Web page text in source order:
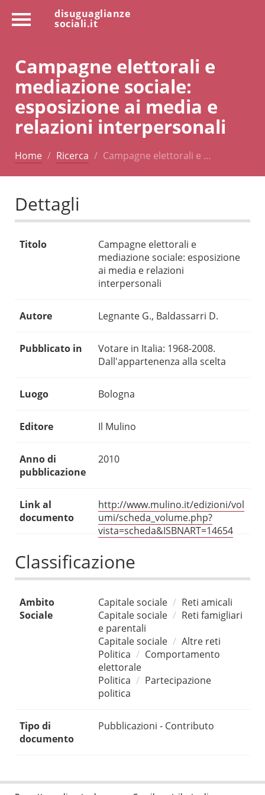
disuguaglianze
sociali.it
Campagne elettorali e
mediazione sociale:
esposizione ai media e
relazioni interpersonali
Home Ricerca Campagne elettorali e …
Dettagli
Titolo
Campagne elettorali e
mediazione sociale: esposizione
ai media e relazioni
interpersonali
Autore Legnante G., Baldassarri D.
Pubblicato in
Votare in Italia: 1968-2008.
Dall'appartenenza alla scelta
Luogo Bologna
Editore Il Mulino
Anno di
pubblicazione
2010
Link al
documento
http://www.mulino.it/edizioni/vol
umi/scheda_volume.php?
vista=scheda&ISBNART=14654
Classificazione
Ambito
Sociale
Capitale sociale
Reti amicali
Capitale sociale
Reti famigliari
e parentali
Capitale sociale
Altre reti
Politica
Comportamento
elettorale
Politica
Partecipazione
politica
Tipo di
documento
Pubblicazioni - Contributo